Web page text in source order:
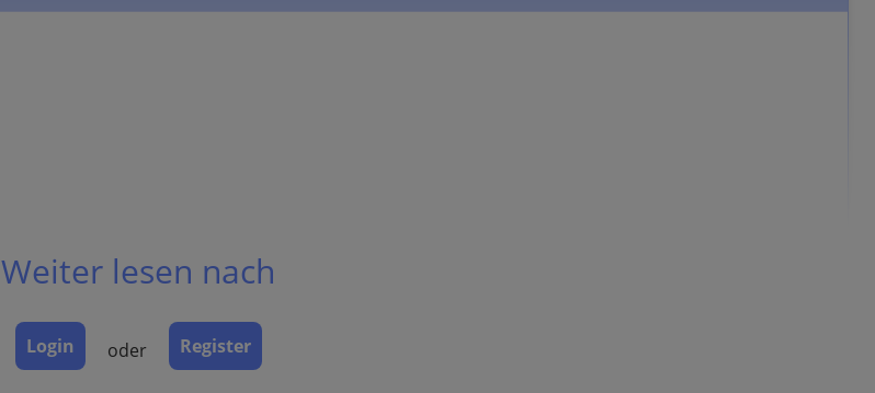
Weiter lesen nach
Login oder Register